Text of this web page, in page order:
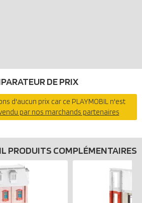
DE PRIX
d'aucun prix car ce PLAYMOBIL n'est
par nos marchands partenaires
PRODUITS COMPLÉMENTAIRES